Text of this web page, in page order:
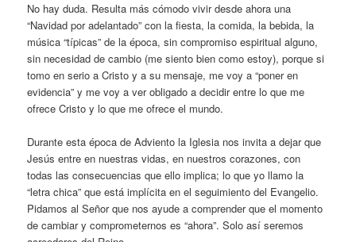
No hay duda. Resulta más cómodo vivir desde ahora una
“Navidad por adelantado” con la fiesta, la comida, la bebida, la
música “típicas” de la época, sin compromiso espiritual alguno,
sin necesidad de cambio (me siento bien como estoy), porque si
tomo en serio a Cristo y a su mensaje, me voy a “poner en
evidencia” y me voy a ver obligado a decidir entre lo que me
ofrece Cristo y lo que me ofrece el mundo.
Durante esta época de Adviento la Iglesia nos invita a dejar que
Jesús entre en nuestras vidas, en nuestros corazones, con
todas las consecuencias que ello implica; lo que yo llamo la
“letra chica” que está implícita en el seguimiento del Evangelio.
Pidamos al Señor que nos ayude a comprender que el momento
de cambiar y comprometernos es “ahora”. Solo así seremos